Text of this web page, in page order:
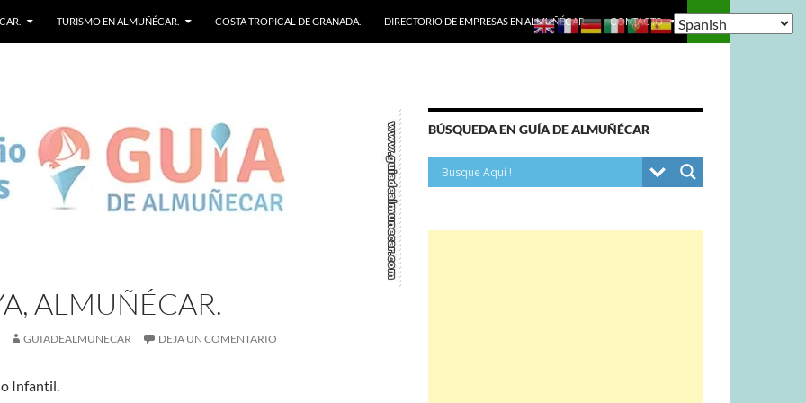
TURISMO EN ALMUÑÉCAR. COSTA TROPICAL DE GRANADA. DIRECTORIO DE EMPRESAS EN ALMUÑÉCAR. CONTACTO
ALMUÑÉCAR.
GUIADEALMUNECAR DEJA UN COMENTARIO
Infantil.
BÚSQUEDA EN GUÍA DE ALMUÑÉCAR